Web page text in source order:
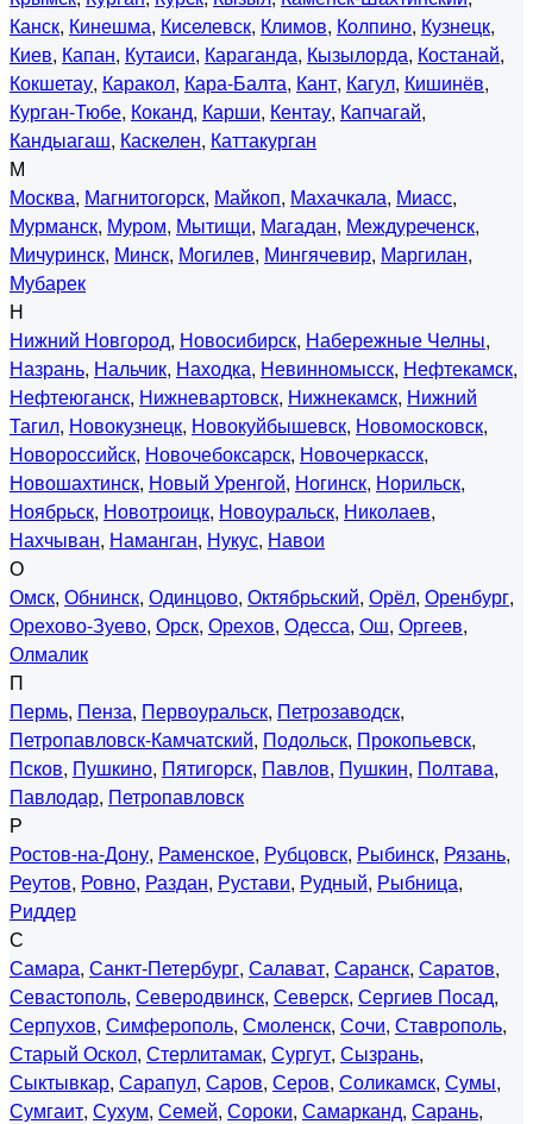
Канск, Кинешма, Киселевск, Климов, Колпино, Кузнецк,
Киев, Капан, Кутаиси, Караганда, Кызылорда, Костанай,
Кокшетау, Каракол, Кара-Балта, Кант, Кагул, Кишинёв,
Курган-Тюбе, Коканд, Карши, Кентау, Капчагай,
Кандыагаш, Каскелен, Каттакурган
М
Москва, Магнитогорск, Майкоп, Махачкала, Миасс,
Мурманск, Муром, Мытищи, Магадан, Междуреченск,
Мичуринск, Минск, Могилев, Мингячевир, Маргилан,
Мубарек
Н
Нижний Новгород, Новосибирск, Набережные Челны,
Назрань, Нальчик, Находка, Невинномысск, Нефтекамск,
Нефтеюганск, Нижневартовск, Нижнекамск, Нижний
Тагил, Новокузнецк, Новокуйбышевск, Новомосковск,
Новороссийск, Новочебоксарск, Новочеркасск,
Новошахтинск, Новый Уренгой, Ногинск, Норильск,
Ноябрьск, Новотроицк, Новоуральск, Николаев,
Нахчыван, Наманган, Нукус, Навои
О
Омск, Обнинск, Одинцово, Октябрьский, Орёл, Оренбург,
Орехово-Зуево, Орск, Орехов, Одесса, Ош, Оргеев,
Олмалик
П
Пермь, Пенза, Первоуральск, Петрозаводск,
Петропавловск-Камчатский, Подольск, Прокопьевск,
Псков, Пушкино, Пятигорск, Павлов, Пушкин, Полтава,
Павлодар, Петропавловск
Р
Ростов-на-Дону, Раменское, Рубцовск, Рыбинск, Рязань,
Реутов, Ровно, Раздан, Рустави, Рудный, Рыбница,
Риддер
С
Самара, Санкт-Петербург, Салават, Саранск, Саратов,
Севастополь, Северодвинск, Северск, Сергиев Посад,
Серпухов, Симферополь, Смоленск, Сочи, Ставрополь,
Старый Оскол, Стерлитамак, Сургут, Сызрань,
Сыктывкар, Сарапул, Саров, Серов, Соликамск, Сумы,
Сумгаит, Сухум, Семей, Сороки, Самарканд, Сарань,